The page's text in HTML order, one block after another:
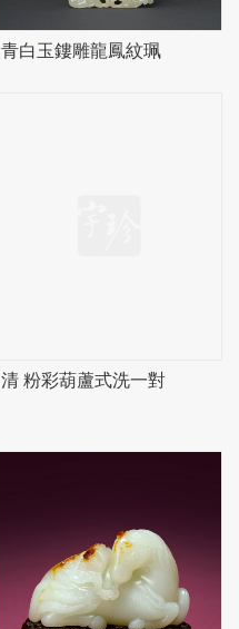
青白玉鏤雕龍鳳紋珮
清 粉彩葫蘆式洗一對